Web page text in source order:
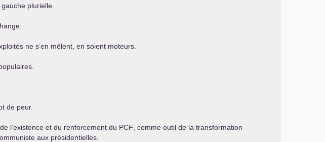
plurielle.
ne s’en mêlent, en soient moteurs.
de peur.
l’existence et du renforcement du PCF , comme outil de la transformation
aux présidentielles.